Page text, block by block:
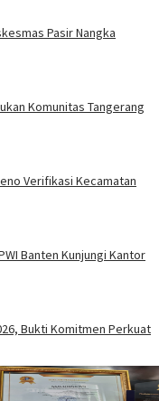
Pasir Nangka
Komunitas Tangerang
Verifikasi Kecamatan
Banten Kunjungi Kantor
Bukti Komitmen Perkuat